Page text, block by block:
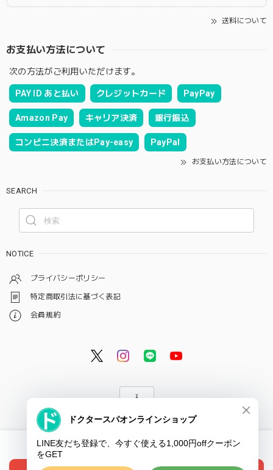
送料について
お支払い方法について
次の方法がご利用いただけます。
PAY ID あと払い クレジットカード PayPay
Amazon Pay キャリア決済 銀行振込
コンビニ決済またはPay-easy PayPal
お支払い方法について
SEARCH
NOTICE
プライバシーポリシー
特定商取引法に基づく表記
会員規約
© ドクタースパ・クリニック オンラインショップ